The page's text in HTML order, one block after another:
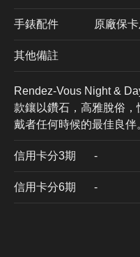
手錶配件 原廠保
其他備註
Rendez-Vous Night &
款鑲以鑽石，高雅脫俗
戴者任何時候的最佳良伴
信用卡分3期 ​-
信用卡分6期 -